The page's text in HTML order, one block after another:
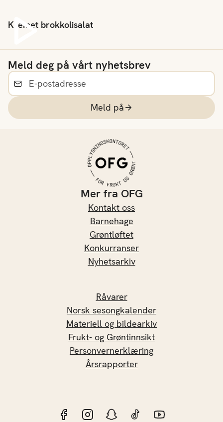
Kremet brokkolisalat
Spill av video
Meld deg på vårt nyhetsbrev
Meld på
Mer fra OFG
Kontakt oss
Barnehage
Grøntløftet
Konkurranser
Nyhetsarkiv
Råvarer
Norsk sesongkalender
Materiell og bildearkiv
Frukt- og Grøntinnsikt
Personvernerklæring
Årsrapporter